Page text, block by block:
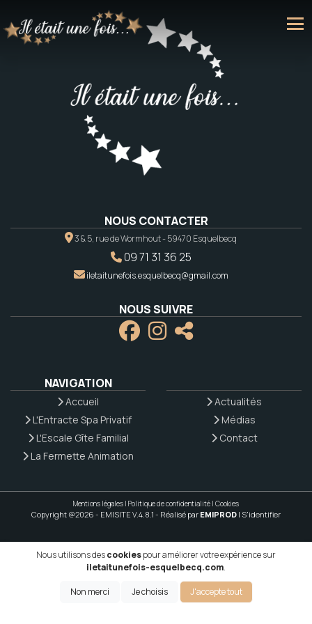
NOUS CONTACTER
3 & 5, rue de Wormhout - 59470 Esquelbecq
09 71 31 36 25
iletaitunefois.esquelbecq@gmail.com
NOUS SUIVRE
NAVIGATION
Accueil
L'Entracte Spa Privatif
L'Escale Gîte Familial
La Fermette Animation
Actualités
Médias
Contact
Mentions légales | Politique de confidentialité | Cookies
Copyright @2026 - EMISITE V.4.8.1 - Réalisé par EMIPROD | S'identifier
Nous utilisons descookiespour améliorer votre expérience sur
iletaitunefois-esquelbecq.com.
Non merci Je choisis J'accepte tout